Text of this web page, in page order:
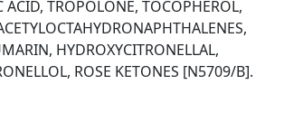
ACID, TROPOLONE, TOCOPHEROL,
HYDROXYCITRONELLAL,
ROSE KETONES [N5709/B].